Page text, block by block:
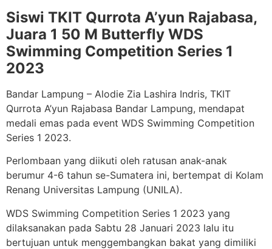
Siswi TKIT Qurrota A’yun Rajabasa,
Juara 1 50 M Butterfly WDS
Swimming Competition Series 1
2023
Bandar Lampung – Alodie Zia Lashira Indris, TKIT
Qurrota A’yun Rajabasa Bandar Lampung, mendapat
medali emas pada event WDS Swimming Competition
Series 1 2023.
Perlombaan yang diikuti oleh ratusan anak-anak
berumur 4-6 tahun se-Sumatera ini, bertempat di Kolam
Renang Universitas Lampung (UNILA).
WDS Swimming Competition Series 1 2023 yang
dilaksanakan pada Sabtu 28 Januari 2023 lalu itu
bertujuan untuk menggembangkan bakat yang dimiliki